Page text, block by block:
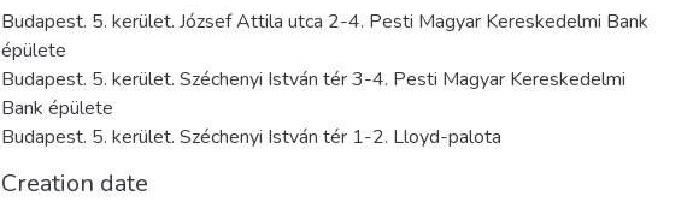
Budapest. 5. kerület. József Attila utca 2-4. Pesti Magyar Kereskedelmi Bank
épülete
Budapest. 5. kerület. Széchenyi István tér 3-4. Pesti Magyar Kereskedelmi
Bank épülete
Budapest. 5. kerület. Széchenyi István tér 1-2. Lloyd-palota
Creation date